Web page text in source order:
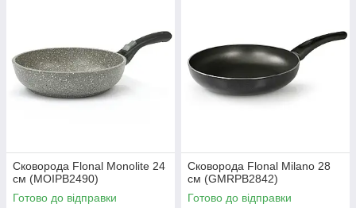
Сковорода Flonal Monolite 24
см (MOIPB2490)
Готово до відправки
Сковорода Flonal Milano 28
см (GMRPB2842)
Готово до відправки